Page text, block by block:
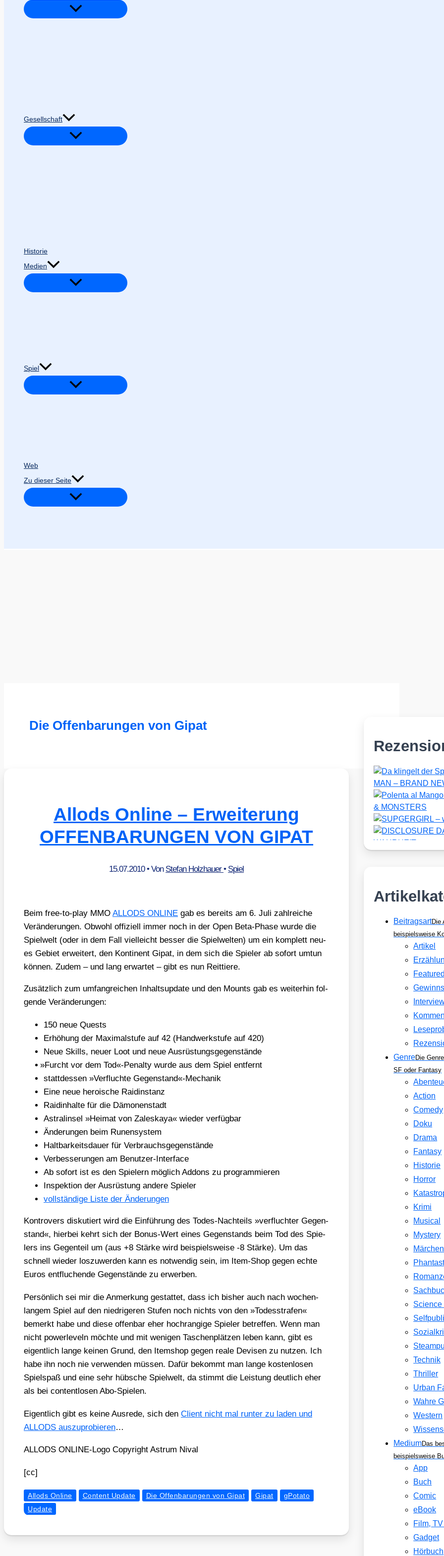
Gesellschaft
Historie
Medien
Spiel
Web
Zu dieser Seite
Die Offenbarungen von Gipat
Allods Online – Erweiterung
OFFENBARUNGEN VON GIPAT
15.07.2010• Von Stefan Holzhauer• Spiel
Beim free-to-play MMO ALLODS ONLINE gab es bereits am 6. Juli zahl­rei­che
Ver­än­de­run­gen. Obwohl offi­zi­ell immer noch in der Open Beta-Pha­se wur­de die
Spiel­welt (oder in dem Fall viel­leicht bes­ser die Spiel­wel­ten) um ein kom­plett neu­
es Gebiet erwei­tert, den Kon­ti­nent Gipat, in dem sich die Spie­ler ab sofort umtun
kön­nen. Zudem – und lang erwar­tet – gibt es nun Reit­tie­re.
Zusätz­lich zum umfang­rei­chen Inhalts­up­date und den Mounts gab es wei­ter­hin fol­
gen­de Ver­än­de­run­gen:
150 neue Quests
Erhö­hung der Maxi­mal­stu­fe auf 42 (Hand­werk­stu­fe auf 420)
Neue Skills, neu­er Loot und neue Aus­rüs­tungs­ge­gen­stän­de
»Furcht vor dem Tod«-Penalty wur­de aus dem Spiel ent­fernt
statt­des­sen »Ver­fluch­te Gegenstand«-Mechanik
Eine neue heroi­sche Raid­in­stanz
Raid­in­hal­te für die Dämo­nen­stadt
Astral­in­sel »Hei­mat von Zaleska­ya« wie­der ver­füg­bar
Ände­run­gen beim Runen­sys­tem
Halt­bar­keits­dau­er für Ver­brauchs­ge­gen­stän­de
Ver­bes­se­run­gen am Benut­zer-Inter­face
Ab sofort ist es den Spie­lern mög­lich Addons zu pro­gram­mie­ren
Inspek­ti­on der Aus­rüs­tung ande­re Spie­ler
voll­stän­di­ge Lis­te der Ände­run­gen
Kon­tro­vers dis­ku­tiert wird die Ein­füh­rung des Todes-Nach­teils »ver­fluch­ter Gegen­
stand«, hier­bei kehrt sich der Bonus-Wert eines Gegen­stands beim Tod des Spie­
lers ins Gegen­teil um (aus +8 Stär­ke wird bei­spiels­wei­se ‑8 Stär­ke). Um das
schnell wie­der los­zu­wer­den kann es not­wen­dig sein, im Item-Shop gegen ech­te
Euros ent­flu­chen­de Gegen­stän­de zu erwer­ben.
Per­sön­lich sei mir die Anmer­kung gestat­tet, dass ich bis­her auch nach wochen­
lan­gem Spiel auf den nied­ri­ge­ren Stu­fen noch nichts von den »Todes­stra­fen«
bemerkt habe und die­se offen­bar eher hoch­ran­gi­ge Spie­ler betref­fen. Wenn man
nicht power­le­veln möch­te und mit weni­gen Taschen­plät­zen leben kann, gibt es
eigent­lich lan­ge kei­nen Grund, den Item­shop gegen rea­le Devi­sen zu nut­zen. Ich
habe ihn noch nie ver­wen­den müs­sen. Dafür bekommt man lan­ge kos­ten­lo­sen
Spiel­spaß und eine sehr hüb­sche Spiel­welt, da stimmt die Leis­tung deut­lich eher
als bei con­tent­lo­sen Abo-Spie­len.
Eigent­lich gibt es kei­ne Aus­re­de, sich den Cli­ent nicht mal run­ter zu laden und
ALLODS aus­zu­pro­bie­ren…
ALLODS ONLINE-Logo Copy­right Astrum Nival
[cc]
Allods Online Content Update Die Offenbarungen von Gipat Gipat
gPotato
Update
BeitragsartDie
beispielsweise
Artikel
GenreDie
SF oder Fantasy
Action
Comedy
Doku
Drama
Fantasy
Historie
Horror
Krimi
Musical
Mystery
Märchen
Science
Technik
Thriller
Urban
Wahre
Western
MediumDas
beispielsweise
App
Buch
Comic
eBook
Film,
Gadget
Hörbuch